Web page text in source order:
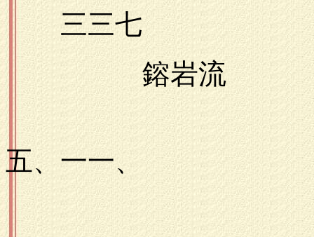
三三七
鎔岩流
一九
五、一一、